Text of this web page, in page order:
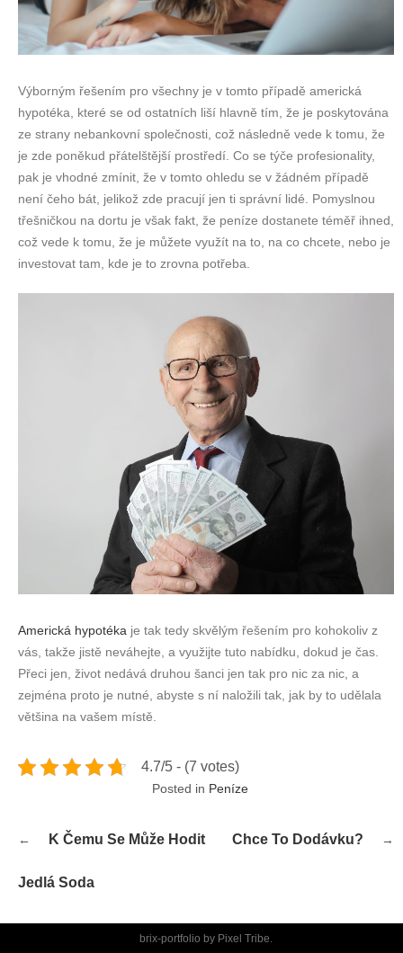
Výborným řešením pro všechny je v tomto případě americká
hypotéka, které se od ostatních liší hlavně tím, že je poskytována
ze strany nebankovní společnosti, což následně vede k tomu, že
je zde poněkud přátelštější prostředí. Co se týče profesionality,
pak je vhodné zmínit, že v tomto ohledu se v žádném případě
není čeho bát, jelikož zde pracují jen ti správní lidé. Pomyslnou
třešničkou na dortu je však fakt, že peníze dostanete téměř ihned,
což vede k tomu, že je můžete využít na to, na co chcete, nebo je
investovat tam, kde je to zrovna potřeba.
Americká hypotéka je tak tedy skvělým řešením pro kohokoliv z
vás, takže jistě neváhejte, a využijte tuto nabídku, dokud je čas.
Přeci jen, život nedává druhou šanci jen tak pro nic za nic, a
zejména proto je nutné, abyste s ní naložili tak, jak by to udělala
většina na vašem místě.
4.7/5 - (7 votes)
Posted in Peníze
Navigace
pro
příspěvek
K Čemu Se Může Hodit
Jedlá Soda
Chce To Dodávku?
brix-portfolio by Pixel Tribe.